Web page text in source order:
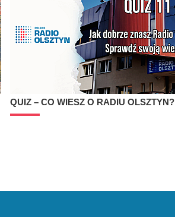
QUIZ – CO WIESZ O RADIU OLSZTYN?